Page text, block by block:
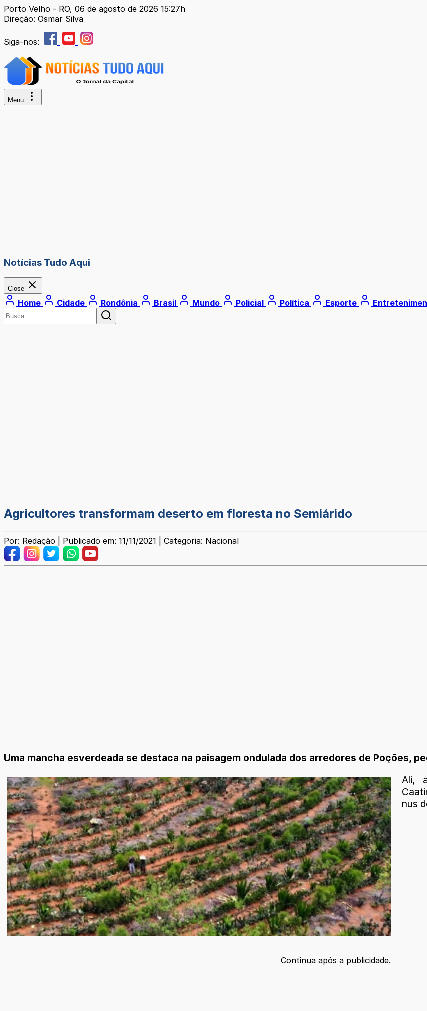
Porto Velho - RO, 06 de agosto de 2026 15:27h
Direção: Osmar Silva
Siga-nos:
Menu
Notícias Tudo Aqui
Close
Home Cidade Rondônia Brasil Mundo Policial Política Esporte
Agricultores transformam deserto em floresta no Semiárido
Por: Redação | Publicado em: 11/11/2021 | Categoria: Nacional
Uma mancha esverdeada se destaca na paisagem ondulada dos arredores de Poções,
Ali,
nus
Continua após a publicidade.